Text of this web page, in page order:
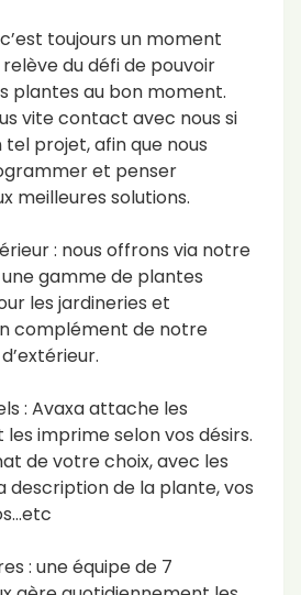
toujours un moment
du défi de pouvoir
plantes au bon moment.
vite contact avec nous si
tel projet, afin que nous
et penser
meilleures solutions.
: nous offrons via notre
gamme de plantes
les jardineries et
complément de notre
: Avaxa attache les
imprime selon vos désirs.
de votre choix, avec les
description de la plante, vos
: une équipe de 7